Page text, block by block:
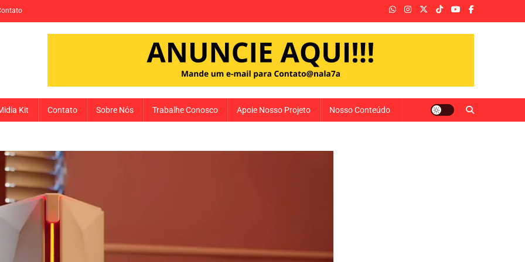
Kit Contato Sobre Nós Trabalhe Conosco Apoie Nosso Projeto Nosso Conteúdo